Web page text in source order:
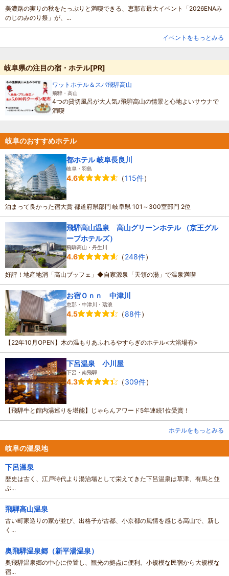
美濃路の実りの秋をたっぷりと満喫できる、恵那市最大イベント「2026ENAみ
のじのみのり祭」が、...
イベントをもっとみる
岐阜県の注目の宿・ホテル[PR]
ワットホテル＆スパ飛騨高山
飛騨・高山
4つの貸切風呂が大人気♪飛騨高山の情景と心地よいサウナで
満喫
岐阜のおすすめホテル
都ホテル 岐阜長良川
岐阜・羽島
4.6 （115件）
泊まって良かった宿大賞 都道府県部門 岐阜県 101～300室部門 2位
飛騨高山温泉 高山グリーンホテル （京王グル
ープホテルズ）
飛騨高山・丹生川
4.6 （248件）
好評！地産地消「高山ブッフェ」◆自家源泉「天領の湯」で温泉満喫
お宿Ｏｎｎ 中津川
恵那・中津川・瑞浪
4.5 （88件）
【22年10月OPEN】木の温もりあふれるやすらぎのホテル<大浴場有>
下呂温泉 小川屋
下呂・南飛騨
4.3 （309件）
【飛騨牛と館内湯巡りを堪能】じゃらんアワード5年連続1位受賞！
ホテルをもっとみる
岐阜の温泉地
下呂温泉
歴史は古く、江戸時代より湯治場として栄えてきた下呂温泉は草津、有馬と並
ぶ...
飛騨高山温泉
古い町家造りの家が並び、出格子が古都、小京都の風情を感じる高山で、新し
く...
奥飛騨温泉郷（新平湯温泉）
奥飛騨温泉郷の中心に位置し、観光の拠点に便利。小規模な民宿から大規模な
宿...